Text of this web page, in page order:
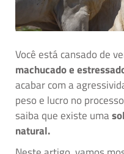
Você está cansado de
machucado e
acabar com a
peso e lucro no
saiba que existe uma
natural.